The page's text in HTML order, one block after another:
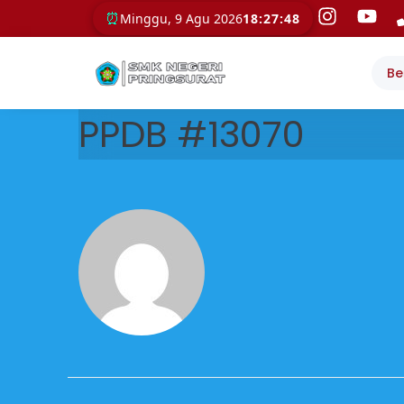
⏰ Minggu, 9 Agu 202618:27:49
PPDB #13070